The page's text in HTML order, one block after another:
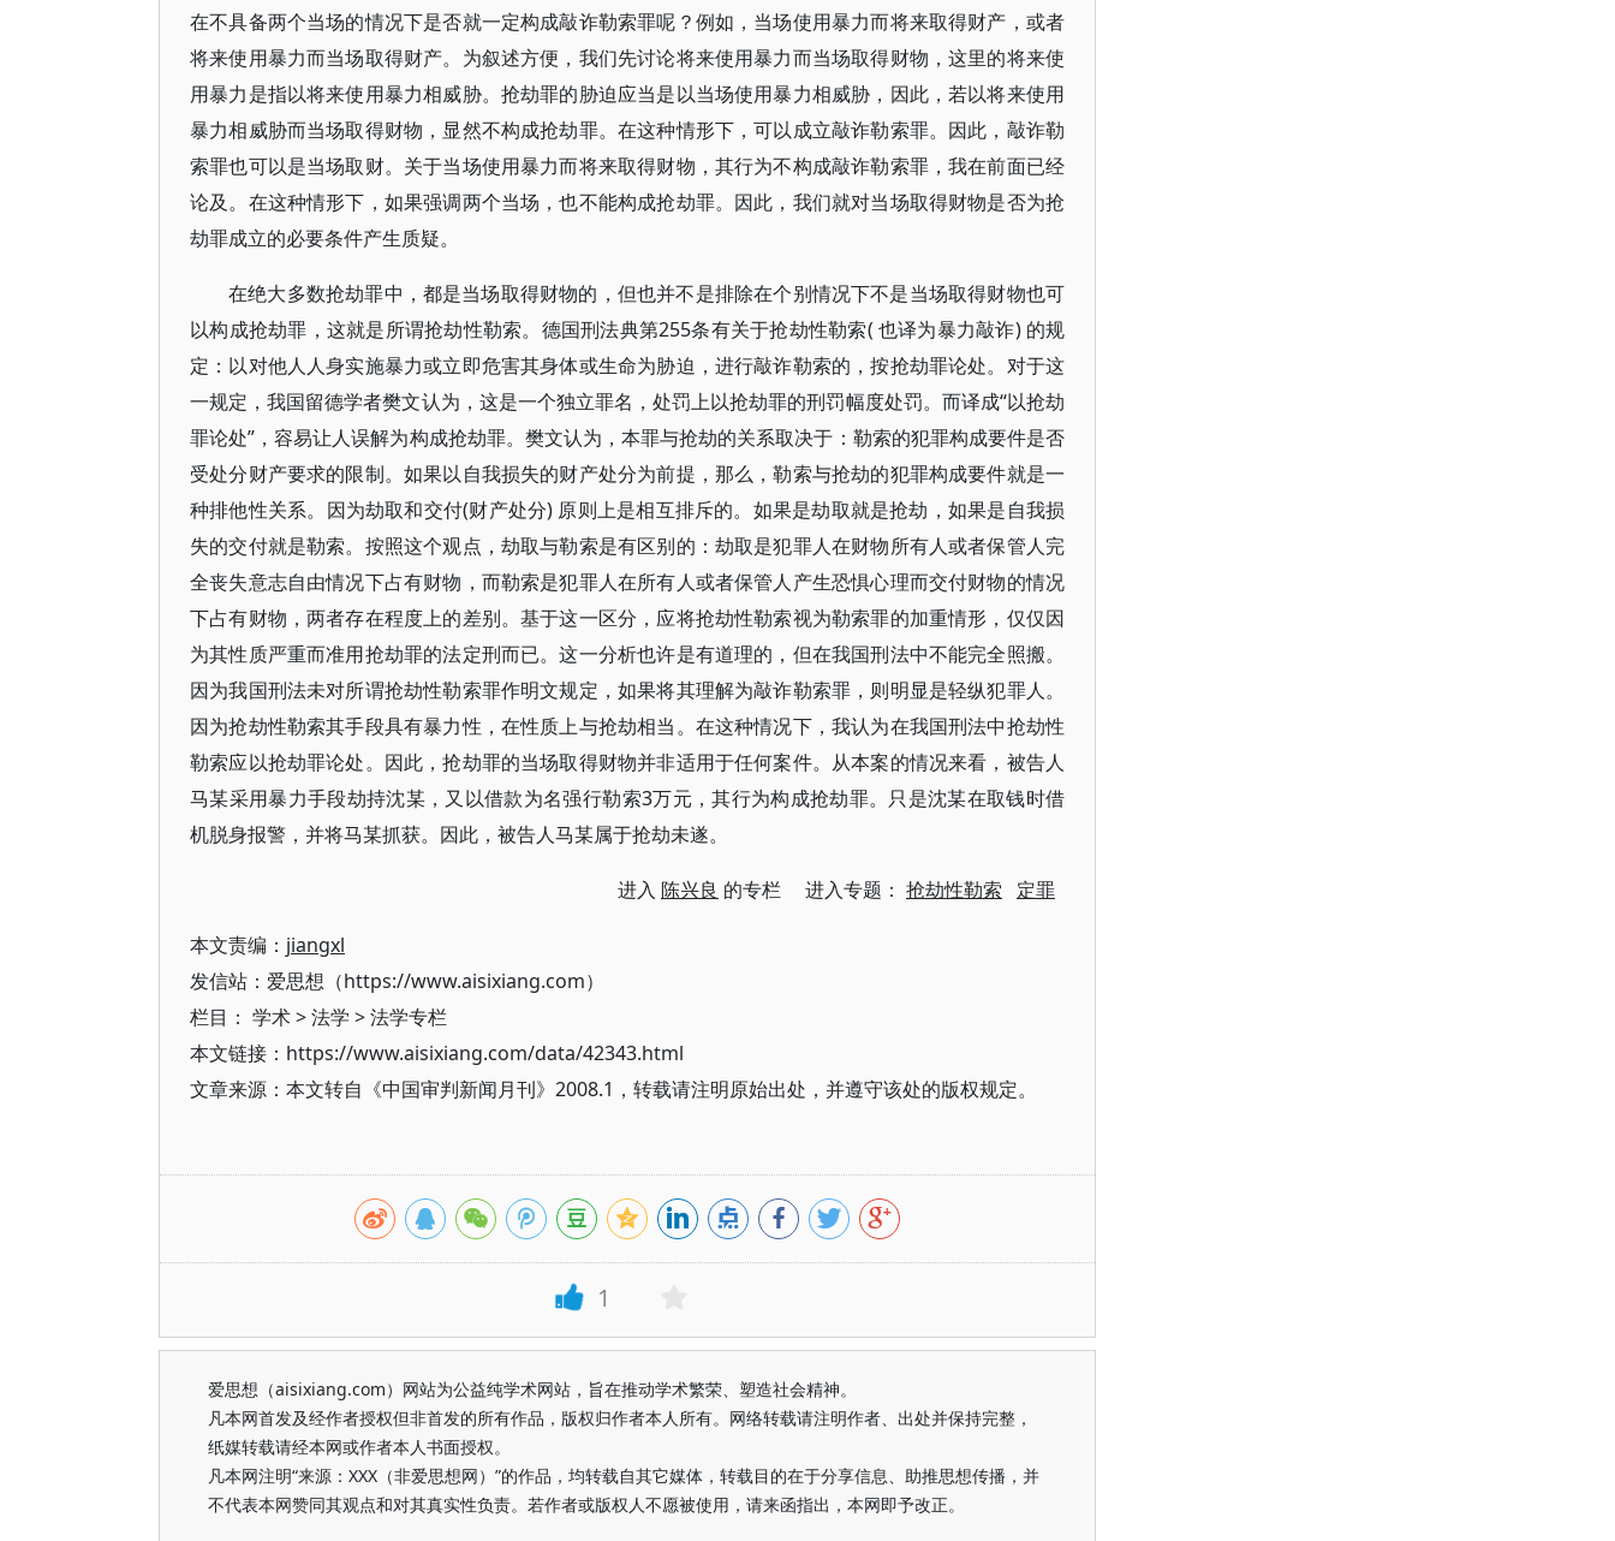
在不具备两个当场的情况下是否就一定构成敲诈勒索罪呢？例如，当场使用暴力而将来取得财产，或者
将来使用暴力而当场取得财产。为叙述方便，我们先讨论将来使用暴力而当场取得财物，这里的将来使
用暴力是指以将来使用暴力相威胁。抢劫罪的胁迫应当是以当场使用暴力相威胁，因此，若以将来使用
暴力相威胁而当场取得财物，显然不构成抢劫罪。在这种情形下，可以成立敲诈勒索罪。因此，敲诈勒
索罪也可以是当场取财。关于当场使用暴力而将来取得财物，其行为不构成敲诈勒索罪，我在前面已经
论及。在这种情形下，如果强调两个当场，也不能构成抢劫罪。因此，我们就对当场取得财物是否为抢
劫罪成立的必要条件产生质疑。
在绝大多数抢劫罪中，都是当场取得财物的，但也并不是排除在个别情况下不是当场取得财物也可
以构成抢劫罪，这就是所谓抢劫性勒索。德国刑法典第255条有关于抢劫性勒索( 也译为暴力敲诈) 的规
定：以对他人人身实施暴力或立即危害其身体或生命为胁迫，进行敲诈勒索的，按抢劫罪论处。对于这
一规定，我国留德学者樊文认为，这是一个独立罪名，处罚上以抢劫罪的刑罚幅度处罚。而译成“以抢劫
罪论处”，容易让人误解为构成抢劫罪。樊文认为，本罪与抢劫的关系取决于：勒索的犯罪构成要件是否
受处分财产要求的限制。如果以自我损失的财产处分为前提，那么，勒索与抢劫的犯罪构成要件就是一
种排他性关系。因为劫取和交付(财产处分) 原则上是相互排斥的。如果是劫取就是抢劫，如果是自我损
失的交付就是勒索。按照这个观点，劫取与勒索是有区别的：劫取是犯罪人在财物所有人或者保管人完
全丧失意志自由情况下占有财物，而勒索是犯罪人在所有人或者保管人产生恐惧心理而交付财物的情况
下占有财物，两者存在程度上的差别。基于这一区分，应将抢劫性勒索视为勒索罪的加重情形，仅仅因
为其性质严重而准用抢劫罪的法定刑而已。这一分析也许是有道理的，但在我国刑法中不能完全照搬。
因为我国刑法未对所谓抢劫性勒索罪作明文规定，如果将其理解为敲诈勒索罪，则明显是轻纵犯罪人。
因为抢劫性勒索其手段具有暴力性，在性质上与抢劫相当。在这种情况下，我认为在我国刑法中抢劫性
勒索应以抢劫罪论处。因此，抢劫罪的当场取得财物并非适用于任何案件。从本案的情况来看，被告人
马某采用暴力手段劫持沈某，又以借款为名强行勒索3万元，其行为构成抢劫罪。只是沈某在取钱时借
机脱身报警，并将马某抓获。因此，被告人马某属于抢劫未遂。
进入 陈兴良 的专栏 进入专题： 抢劫性勒索 定罪
本文责编： jiangxl
发信站：爱思想（https://www.aisixiang.com）
栏目： 学术>法学 >法学专栏
本文链接：https://www.aisixiang.com/data/42343.html
文章来源：本文转自《中国审判新闻月刊》2008.1，转载请注明原始出处，并遵守该处的版权规定。
1
爱思想（aisixiang.com）网站为公益纯学术网站，旨在推动学术繁荣、塑造社会精神。
凡本网首发及经作者授权但非首发的所有作品，版权归作者本人所有。网络转载请注明作者、出处并保持完整，
纸媒转载请经本网或作者本人书面授权。
凡本网注明“来源：XXX（非爱思想网）”的作品，均转载自其它媒体，转载目的在于分享信息、助推思想传播，并
不代表本网赞同其观点和对其真实性负责。若作者或版权人不愿被使用，请来函指出，本网即予改正。